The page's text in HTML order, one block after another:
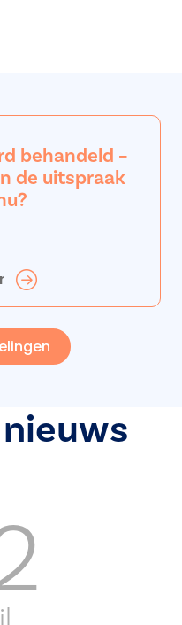
behandeld –
de uitspraak